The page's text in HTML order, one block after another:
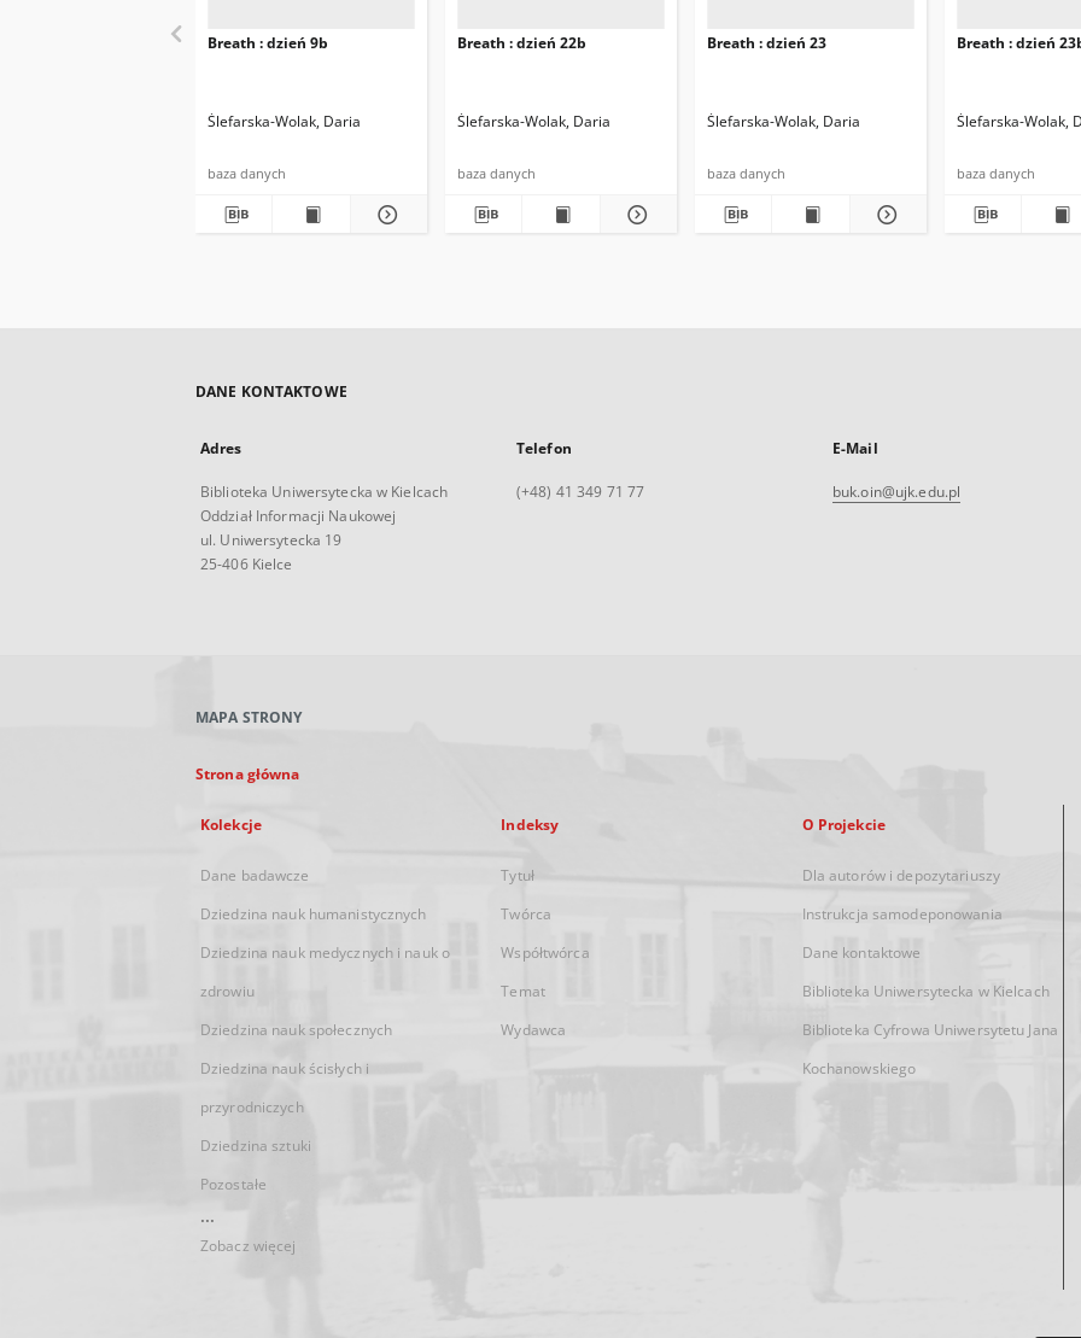
Breath : dzień 9b
Ślefarska-Wolak, Daria
baza danych
Breath : dzień 22b
Ślefarska-Wolak, Daria
baza danych
Breath : dzień 23
Ślefarska-Wolak, Daria
baza danych
Breath : dzień
Ślefarska-Wolak,
baza danych
DANE KONTAKTOWE
Adres
Biblioteka Uniwersytecka w Kielcach
Oddział Informacji Naukowej
ul. Uniwersytecka 19
25-406 Kielce
Telefon
(+48) 41 349 71 77
E-Mail
buk.oin@ujk.edu.pl
MAPA STRONY
Strona główna
Kolekcje
Dane badawcze
Dziedzina nauk humanistycznych
Dziedzina nauk medycznych i nauk o
zdrowiu
Dziedzina nauk społecznych
Dziedzina nauk ścisłych i
przyrodniczych
Dziedzina sztuki
Pozostałe
...
Zobacz więcej
Indeksy
Tytuł
Twórca
Współtwórca
Temat
Wydawca
O Projekcie
Dla autorów i depozytariuszy
Instrukcja samodeponowania
Dane kontaktowe
Biblioteka Uniwersytecka w Kielcach
Biblioteka Cyfrowa Uniwersytetu Jana
Kochanowskiego